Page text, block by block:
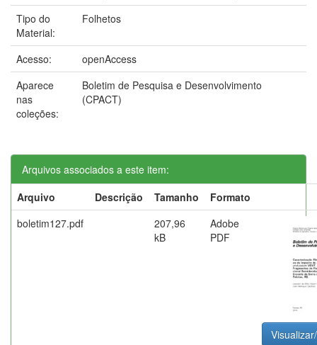
Tipo do
Material:
Folhetos
Acesso:
openAccess
Aparece
nas
coleções:
Boletim de Pesquisa e Desenvolvimento
(CPACT)
Arquivos associados a este item:
Arquivo
Descrição Tamanho
Formato
boletim127.pdf
207,96
kB
Adobe
PDF